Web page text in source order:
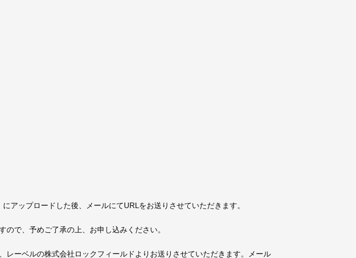
にアップロードした後、メールにてURLをお送りさせていただきます。
で、予めご了承の上、お申し込みください。
ーベルの株式会社ロックフィールドよりお送りさせていただきます。メール